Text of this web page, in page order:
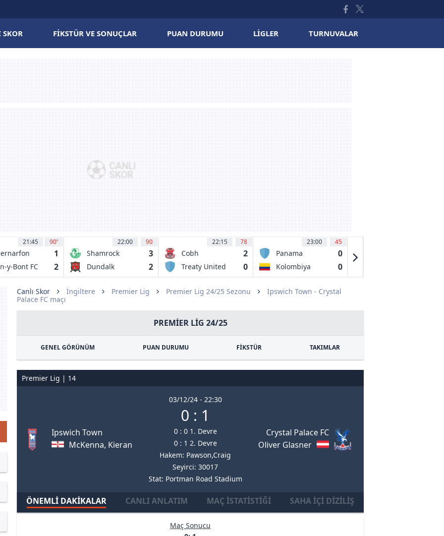
SKOR FIKSTÜR VE SONUÇLAR PUAN DURUMU LIGLER TURNUVALAR
21:45 90'
FC
1
y-Bont FC 2
22:00 90
Shamrock
Rovers
3
Dundalk 2
22:15 78
Cobh
Ramblers
2
Treaty United 0
23:00 45
Panama 0
Kolombiya 0
Canlı Skor İngiltere Premier Lig Premier Lig 24/25 Sezonu
Ipswich Town - Crystal
Palace FC maçı
PREMIER LIG 24/25
GENEL GÖRÜNÜM PUAN DURUMU FİKSTÜR TAKIMLAR
Premier Lig | 14
Ipswich Town
McKenna, Kieran
03/12/24 - 22:30
0 : 1
0 : 0 1. Devre
0 : 1 2. Devre
Hakem: Pawson,Craig
Seyirci: 30017
Stat: Portman Road Stadium
Crystal Palace FC
Oliver Glasner
ÖNEMLI DAKIKALAR CANLI ANLATIM MAÇ İSTATISTIĞI SAHA İÇI DIZILIŞ
Maç Sonucu